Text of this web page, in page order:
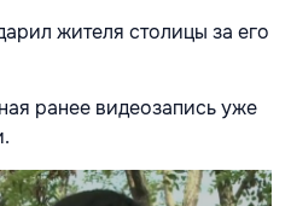
жителя столицы за его
ранее видеозапись уже